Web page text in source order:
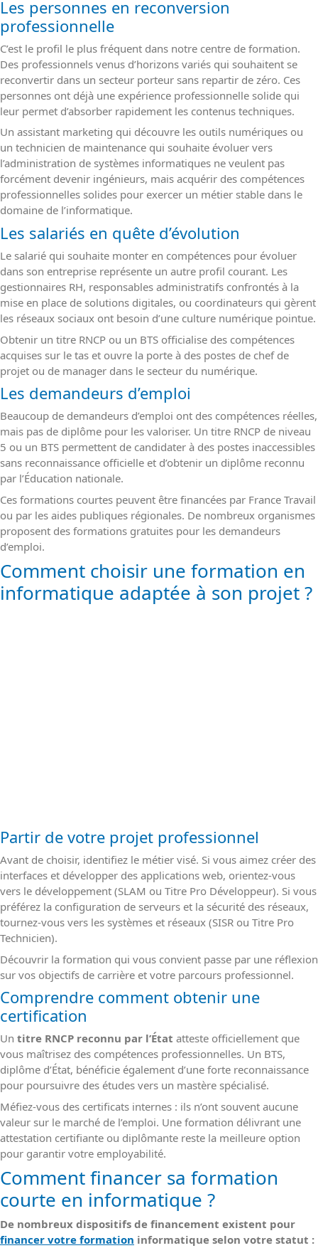
Les personnes en reconversion
professionnelle
C’est le profil le plus fréquent dans notre centre de formation.
Des professionnels venus d’horizons variés qui souhaitent se
reconvertir dans un secteur porteur sans repartir de zéro. Ces
personnes ont déjà une expérience professionnelle solide qui
leur permet d’absorber rapidement les contenus techniques.
Un assistant marketing qui découvre les outils numériques ou
un technicien de maintenance qui souhaite évoluer vers
l’administration de systèmes informatiques ne veulent pas
forcément devenir ingénieurs, mais acquérir des compétences
professionnelles solides pour exercer un métier stable dans le
domaine de l’informatique.
Les salariés en quête d’évolution
Le salarié qui souhaite monter en compétences pour évoluer
dans son entreprise représente un autre profil courant. Les
gestionnaires RH, responsables administratifs confrontés à la
mise en place de solutions digitales, ou coordinateurs qui gèrent
les réseaux sociaux ont besoin d’une culture numérique pointue.
Obtenir un titre RNCP ou un BTS officialise des compétences
acquises sur le tas et ouvre la porte à des postes de chef de
projet ou de manager dans le secteur du numérique.
Les demandeurs d’emploi
Beaucoup de demandeurs d’emploi ont des compétences réelles,
mais pas de diplôme pour les valoriser. Un titre RNCP de niveau
5 ou un BTS permettent de candidater à des postes inaccessibles
sans reconnaissance officielle et d’obtenir un diplôme reconnu
par l’Éducation nationale.
Ces formations courtes peuvent être financées par France Travail
ou par les aides publiques régionales. De nombreux organismes
proposent des formations gratuites pour les demandeurs
d’emploi.
Comment choisir une formation en
informatique adaptée à son projet ?
Partir de votre projet professionnel
Avant de choisir, identifiez le métier visé. Si vous aimez créer des
interfaces et développer des applications web, orientez-vous
vers le développement (SLAM ou Titre Pro Développeur). Si vous
préférez la configuration de serveurs et la sécurité des réseaux,
tournez-vous vers les systèmes et réseaux (SISR ou Titre Pro
Technicien).
Découvrir la formation qui vous convient passe par une réflexion
sur vos objectifs de carrière et votre parcours professionnel.
Comprendre comment obtenir une
certification
Un titre RNCP reconnu par l’État atteste officiellement que
vous maîtrisez des compétences professionnelles. Un BTS,
diplôme d’État, bénéficie également d’une forte reconnaissance
pour poursuivre des études vers un mastère spécialisé.
Méfiez-vous des certificats internes : ils n’ont souvent aucune
valeur sur le marché de l’emploi. Une formation délivrant une
attestation certifiante ou diplômante reste la meilleure option
pour garantir votre employabilité.
Comment financer sa formation
courte en informatique ?
De nombreux dispositifs de financement existent pour
financer votre formation informatique selon votre statut :